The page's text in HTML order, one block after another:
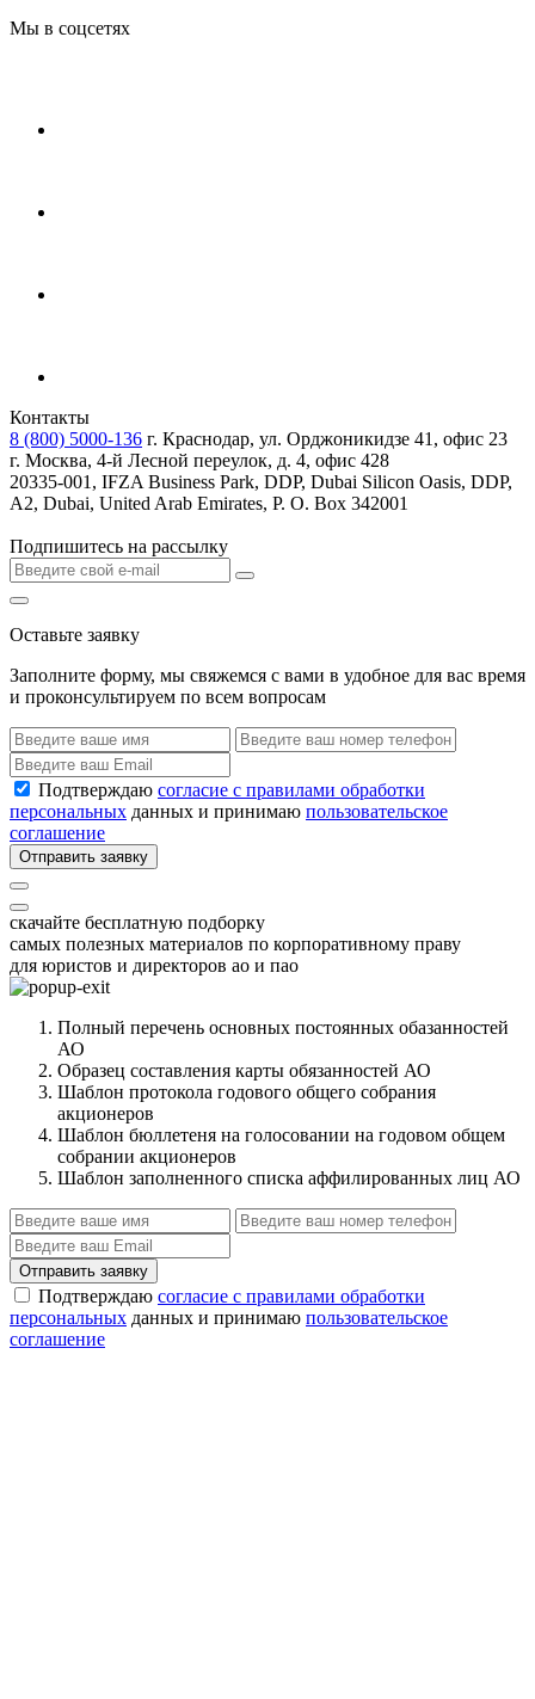
Мы в соцсетях
Контакты
8 (800) 5000-136 г. Краснодар, ул. Орджоникидзе 41, офис 23
г. Москва, 4-й Лесной переулок, д. 4, офис 428
20335-001, IFZA Business Park, DDP, Dubai Silicon Oasis, DDP,
A2, Dubai, United Arab Emirates, P. O. Box 342001
Подпишитесь на рассылку
Оставьте заявку
Заполните форму, мы свяжемся с вами в удобное для вас время
и проконсультируем по всем вопросам
Подтверждаю согласие с правилами обработки
персональных данных и принимаю пользовательское
соглашение
Отправить заявку
скачайте бесплатную подборку
самых полезных материалов по корпоративному праву
для юристов и директоров ао и пао
Полный перечень основных постоянных обазанностей
АО
Образец составления карты обязанностей АО
Шаблон протокола годового общего собрания
акционеров
Шаблон бюллетеня на голосовании на годовом общем
собрании акционеров
Шаблон заполненного списка аффилированных лиц АО
Отправить заявку
Подтверждаю согласие с правилами обработки
персональных данных и принимаю пользовательское
соглашение